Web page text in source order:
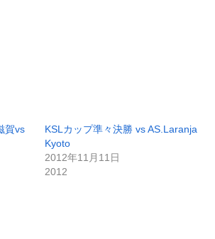
賀vs
KSLカップ準々決勝 vs AS.Laranja
Kyoto
2012年11月11日
2012